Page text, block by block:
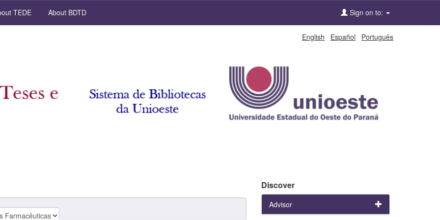
TEDE About BDTD Sign on to:
English Español Português
Discover
Advisor